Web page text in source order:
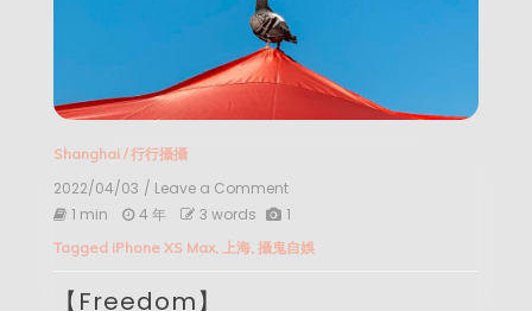
Shanghai/行行攝攝
2022/04/03 / Leave a Commenton
【Freedom】
1 min 4 年 3 words 1
Tagged iPhone XS Max, 上海, 攝鬼自娛
【Freedom】